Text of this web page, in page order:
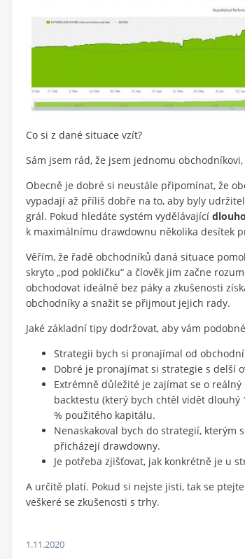
Co si z dané situace vzít?
Sám jsem rád, že jsem jednomu
Obecně je dobré si neustále připomínat, že
vypadají až příliš dobře na to, aby byly
grál. Pokud hledáte systém vydělávající
k maximálnímu drawdownu několika desítek
Věřím, že řadě obchodníků daná situace
skryto „pod pokličku“ a člověk jim začne
obchodovat ideálně bez páky a zkušenosti
obchodníky a snažit se přijmout jejich rady.
Jaké základní tipy dodržovat, aby vám
Strategii bych si pronajímal od
Dobré je pronajímat si strategie s delší
Extrémně důležité je zajímat se o reálný
backtestu (který bych chtěl vidět
% použitého kapitálu.
Nenaskakoval bych do strategií,
přicházejí drawdowny.
Je potřeba zjišťovat, jak konkrétně je u
A určitě platí. Pokud si nejste jisti, tak se
veškeré se zkušenosti s trhy.
1.11.2020